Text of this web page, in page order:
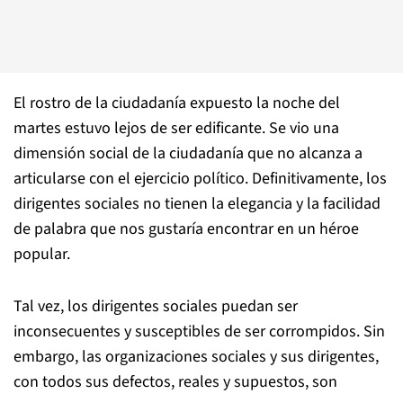
El rostro de la ciudadanía expuesto la noche del
martes estuvo lejos de ser edificante. Se vio una
dimensión social de la ciudadanía que no alcanza a
articularse con el ejercicio político. Definitivamente, los
dirigentes sociales no tienen la elegancia y la facilidad
de palabra que nos gustaría encontrar en un héroe
popular.
Tal vez, los dirigentes sociales puedan ser
inconsecuentes y susceptibles de ser corrompidos. Sin
embargo, las organizaciones sociales y sus dirigentes,
con todos sus defectos, reales y supuestos, son